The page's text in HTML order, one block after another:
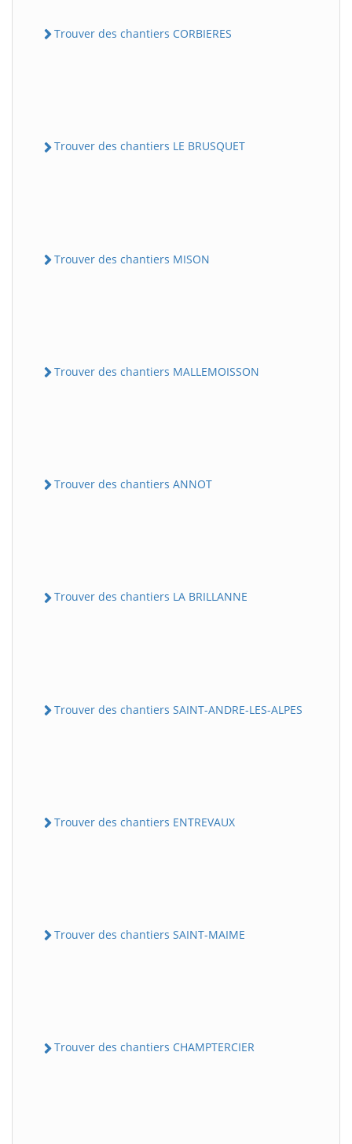
Trouver des chantiers CORBIERES
Trouver des chantiers LE BRUSQUET
Trouver des chantiers MISON
Trouver des chantiers MALLEMOISSON
Trouver des chantiers ANNOT
Trouver des chantiers LA BRILLANNE
Trouver des chantiers SAINT-ANDRE-LES-ALPES
Trouver des chantiers ENTREVAUX
Trouver des chantiers SAINT-MAIME
Trouver des chantiers CHAMPTERCIER